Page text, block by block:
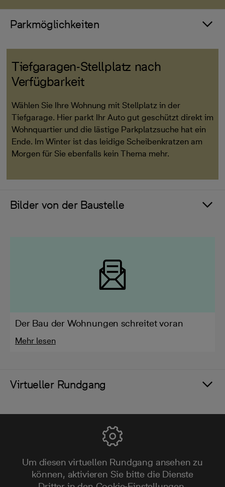
Parkmöglichkeiten
Tiefgaragen-Stellplatz nach
Verfügbarkeit
Wählen Sie Ihre Wohnung mit Stellplatz in der
Tiefgarage. Hier parkt Ihr Auto gut geschützt direkt im
Wohnquartier und die lästige Parkplatzsuche hat ein
Ende. Im Winter ist das leidige Scheibenkratzen am
Morgen für Sie ebenfalls kein Thema mehr.
Bilder von der Baustelle
Der Bau der Wohnungen schreitet voran
Mehr lesen
Virtueller Rundgang
Um diesen virtuellen Rundgang ansehen zu
können, aktivieren Sie bitte die Dienste